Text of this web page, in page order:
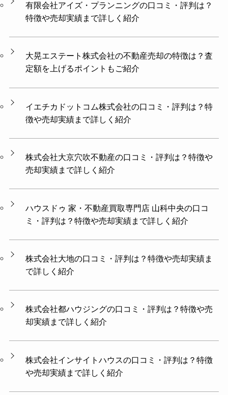
有限会社アイズ・プランニングの口コミ・評判は？
特徴や売却実績まで詳しく紹介
大晃エステート株式会社の不動産売却の特徴は？査
定額を上げるポイントもご紹介
イエチカドットコム株式会社の口コミ・評判は？特
徴や売却実績まで詳しく紹介
株式会社大京穴吹不動産の口コミ・評判は？特徴や
売却実績まで詳しく紹介
ハウスドゥ 家・不動産買取専門店 山科中央の口コ
ミ・評判は？特徴や売却実績まで詳しく紹介
株式会社大地の口コミ・評判は？特徴や売却実績ま
で詳しく紹介
株式会社都ハウジングの口コミ・評判は？特徴や売
却実績まで詳しく紹介
株式会社インサイトハウスの口コミ・評判は？特徴
や売却実績まで詳しく紹介